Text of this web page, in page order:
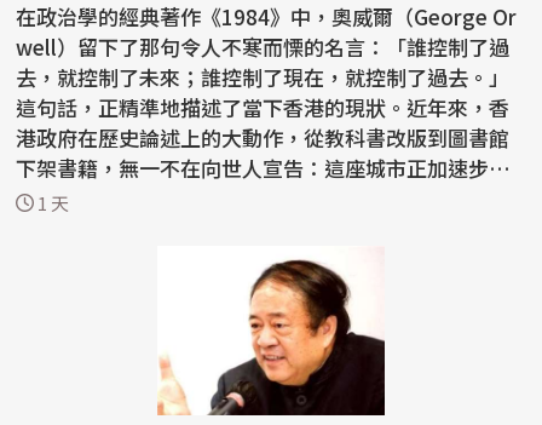
在政治學的經典著作《1984》中，奧威爾（George Or
well）留下了那句令人不寒而慄的名言：「誰控制了過
去，就控制了未來；誰控制了現在，就控制了過去。」
這句話，正精準地描述了當下香港的現狀。近年來，香
港政府在歷史論述上的大動作，從教科書改版到圖書館
下架書籍，無一不在向世人宣告：這座城市正加速步入
一種由...
1 天